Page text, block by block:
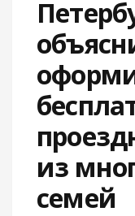
из
семей